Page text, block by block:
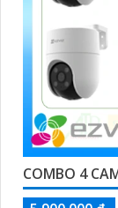
COMBO 4